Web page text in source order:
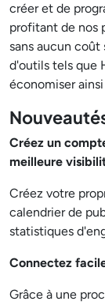
créer et de
profitant de nos
sans aucun coût
d'outils tels que
économiser
Créez un
meilleure
Créez votre
calendrier de
statistiques
Connectez
Grâce à une